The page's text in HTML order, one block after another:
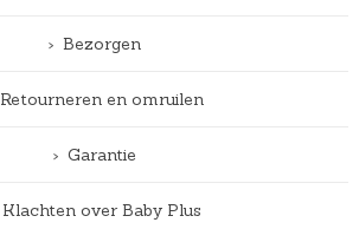
Bezorgen
Retourneren en omruilen
Garantie
Klachten over Baby Plus